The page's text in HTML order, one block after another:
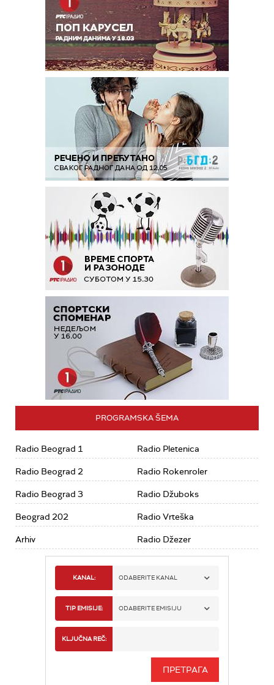
PROGRAMSKA ŠEMA
Radio Beograd 1
Radio Beograd 2
Radio Beograd 3
Beograd 202
Arhiv
Radio Pletenica
Radio Rokenroler
Radio Džuboks
Radio Vrteška
Radio Džezer
KANAL: ODABERITE KANAL
RADIO BEOGRAD 1
RADIO BEOGRAD 3
TIP EMISIJE: ODABERITE EMISIJU
KLJUČNA REČ: